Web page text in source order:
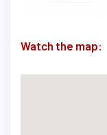
Watch the map: